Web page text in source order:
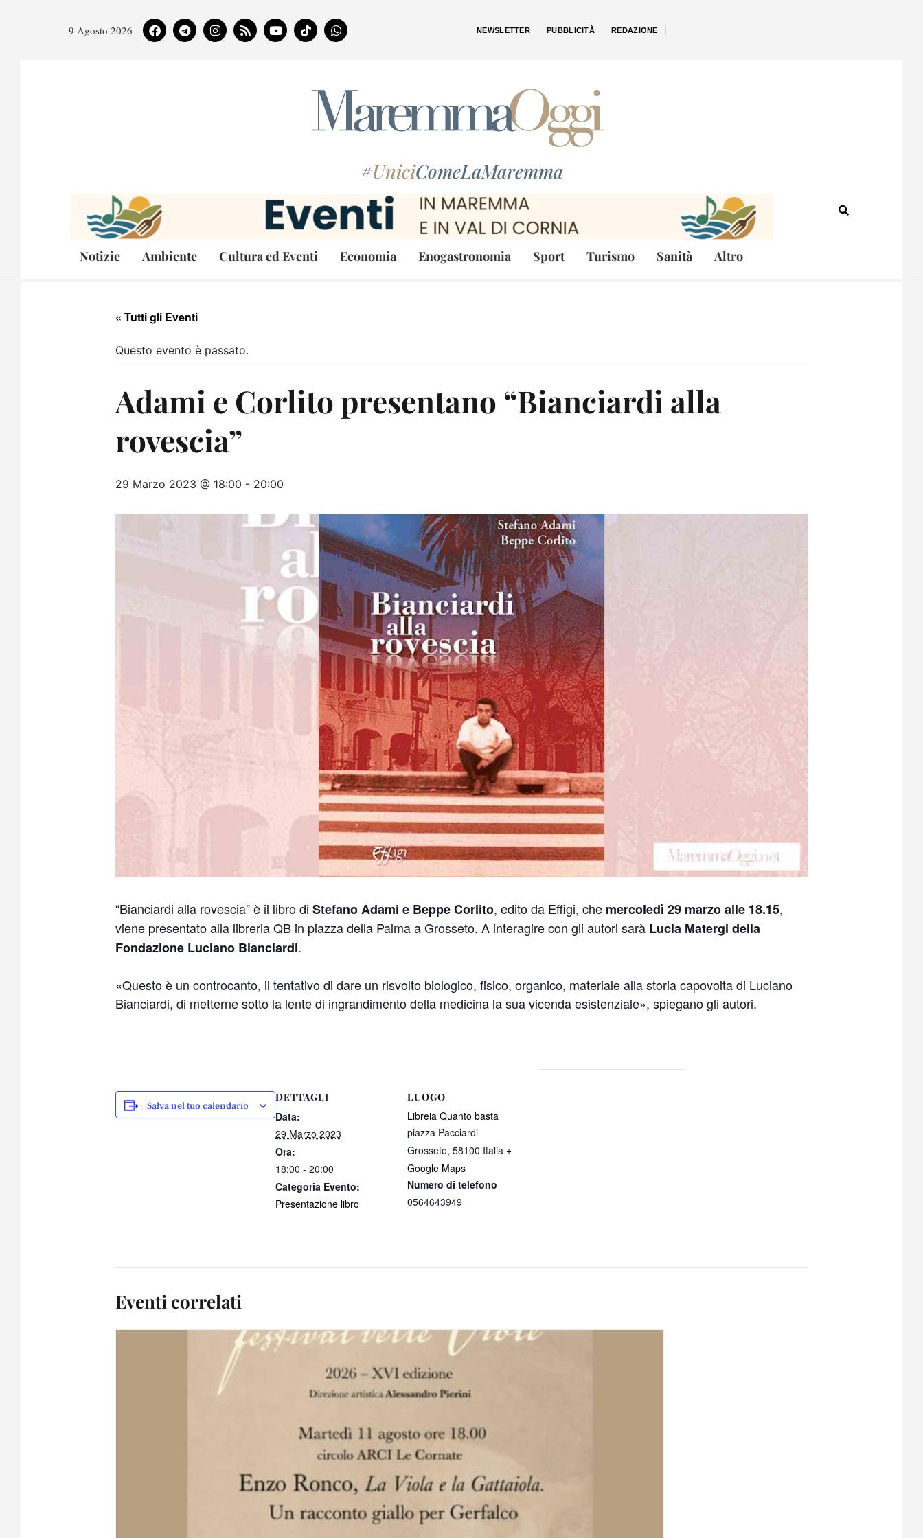
9 Agosto 2026 NEWSLETTER PUBBLICITÀ REDAZIONE
#UniciComeLaMaremma
Notizie Ambiente Cultura ed Eventi Economia Enogastronomia Sport Turismo Sanità Altro
« Tutti gli Eventi
Questo evento è passato.
Adami e Corlito presentano “Bianciardi alla
rovescia”
29 Marzo 2023 @ 18:00 - 20:00
“Bianciardi alla rovescia” è il libro di Stefano Adami e Beppe Corlito, edito da Effigi, che mercoledì 29 marzo alle 18.15,
viene presentato alla libreria QB in piazza della Palma a Grosseto. A interagire con gli autori sarà Lucia Matergi della
Fondazione Luciano Bianciardi.
«Questo è un controcanto, il tentativo di dare un risvolto biologico, fisico, organico, materiale alla storia capovolta di Luciano
Bianciardi, di metterne sotto la lente di ingrandimento della medicina la sua vicenda esistenziale», spiegano gli autori.
Salva nel tuo calendario
DETTAGLI
Data:
29 Marzo 2023
Ora:
18:00 - 20:00
Categoria Evento:
Presentazione libro
LUOGO
Libreia Quanto basta
piazza Pacciardi
Grosseto, 58100 Italia +
Google Maps
Numero di telefono
0564643949
Eventi correlati